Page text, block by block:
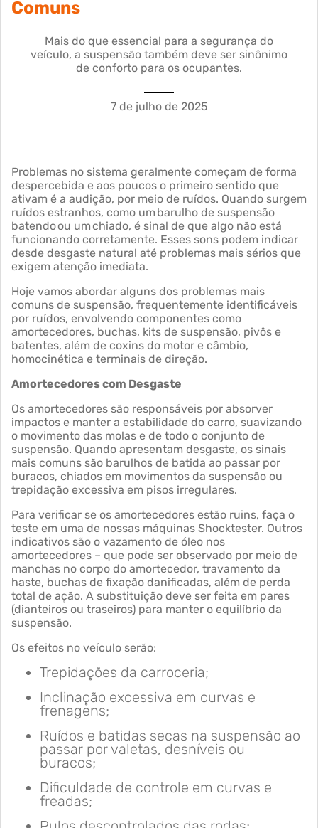
Comuns
Mais do que essencial para a segurança do
veículo, a suspensão também deve ser sinônimo
de conforto para os ocupantes.
7 de julho de 2025
Problemas no sistema geralmente começam de forma
despercebida e aos poucos o primeiro sentido que
ativam é a audição, por meio de ruídos. Quando surgem
ruídos estranhos, como um barulho de suspensão
batendo ou um chiado, é sinal de que algo não está
funcionando corretamente. Esses sons podem indicar
desde desgaste natural até problemas mais sérios que
exigem atenção imediata.
Hoje vamos abordar alguns dos problemas mais
comuns de suspensão, frequentemente identificáveis
por ruídos, envolvendo componentes como
amortecedores, buchas, kits de suspensão, pivôs e
batentes, além de coxins do motor e câmbio,
homocinética e terminais de direção.
Amortecedores com Desgaste
Os amortecedores são responsáveis por absorver
impactos e manter a estabilidade do carro, suavizando
o movimento das molas e de todo o conjunto de
suspensão. Quando apresentam desgaste, os sinais
mais comuns são barulhos de batida ao passar por
buracos, chiados em movimentos da suspensão ou
trepidação excessiva em pisos irregulares.
Para verificar se os amortecedores estão ruins, faça o
teste em uma de nossas máquinas Shocktester. Outros
indicativos são o vazamento de óleo nos
amortecedores – que pode ser observado por meio de
manchas no corpo do amortecedor, travamento da
haste, buchas de fixação danificadas, além de perda
total de ação. A substituição deve ser feita em pares
(dianteiros ou traseiros) para manter o equilíbrio da
suspensão.
Os efeitos no veículo serão:
Trepidações da carroceria;
Inclinação excessiva em curvas e
frenagens;
Ruídos e batidas secas na suspensão ao
passar por valetas, desníveis ou
buracos;
Dificuldade de controle em curvas e
freadas;